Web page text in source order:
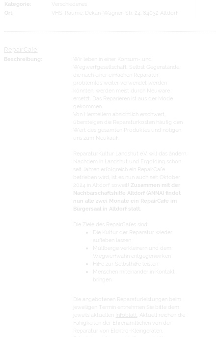
Kategorie:
Ort:
VHS-Räume, Dekan-Wagner-Str. 24, 84032 Altdorf
Beschreibung:
Wegwerfgesellschaft. Selbst Gegenstände,
die nach einer einfachen Reparatur
problemlos weiter verwendet werden
könnten, werden meist durch Neuware
ersetzt. Das Reparieren ist aus der Mode
Von Herstellern absichtlich erschwert,
übersteigen die Reparaturkosten häufig den
Wert des gesamten Produktes und nötigen
uns zum Neukauf.
ReparaturKultur Landshut e.V. will das ändern.
Nachdem in Landshut und Ergolding schon
seit Jahren erfolgreich ein RepairCafe
betrieben wird, ist es nun auch seit Oktober
2024 in Altdorf soweit! Zusammen mit der
Nachbarschaftshilfe Altdorf (ANNA) findet
nun alle zwei Monate ein RepairCafe im
Bürgersaal in Altdorf statt.
Die Ziele des RepairCafes sind:
Die Kultur der Reparatur wieder
aufleben lassen
Müllberge verkleinern und dem
Wegwerfwahn entgegenwirken
Hilfe zur Selbsthilfe leisten
Menschen miteinander in Kontakt
Die angebotenen Reparaturleistungen beim
jeweiligen Termin entnehmen Sie bitte dem
jeweils aktuellen
Infoblatt
. Aktuell reichen die
Fähigkeiten der Ehrenamtlichen von der
Reparatur von Elektro-Kleingeräten,